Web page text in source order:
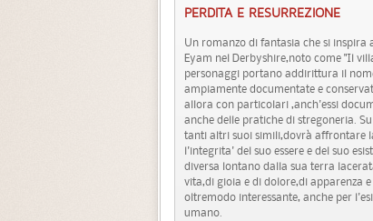
PERDITA E RESURREZIONE
Un romanzo di fantasia che si
Eyam nel Derbyshire,noto come "Il
personaggi portano addirittura il
ampiamente documentate e
allora con particolari ,anch'essi
anche delle pratiche di stregoneria.
tanti altri suoi simili,dovrà affrontare
l'integrita' del suo essere e del suo
diversa lontano dalla sua terra
vita,di gioia e di dolore,di apparenza
oltremodo interessante, anche per
umano.